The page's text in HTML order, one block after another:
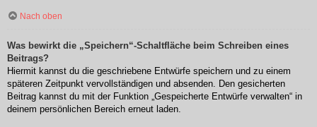
Nach oben
Was bewirkt die „Speichern“-Schaltfläche beim Schreiben eines
Beitrags?
Hiermit kannst du die geschriebene Entwürfe speichern und zu einem
späteren Zeitpunkt vervollständigen und absenden. Den gesicherten
Beitrag kannst du mit der Funktion „Gespeicherte Entwürfe verwalten“ in
deinem persönlichen Bereich erneut laden.